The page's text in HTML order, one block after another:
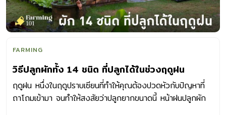
FARMING
วิธีปลูกผักทั้ง 14 ชนิด ที่ปลูกได้ในช่วงฤดูฝน
ฤดูฝน หนึ่งในฤดูปราบเซียนที่ทำให้คุณต้องปวดหัวกับปัญหาที่
ถาโถมเข้ามา จนทำให้สงสัยว่าปลูกยากขนาดนี้ หน้าฝนปลูกผัก